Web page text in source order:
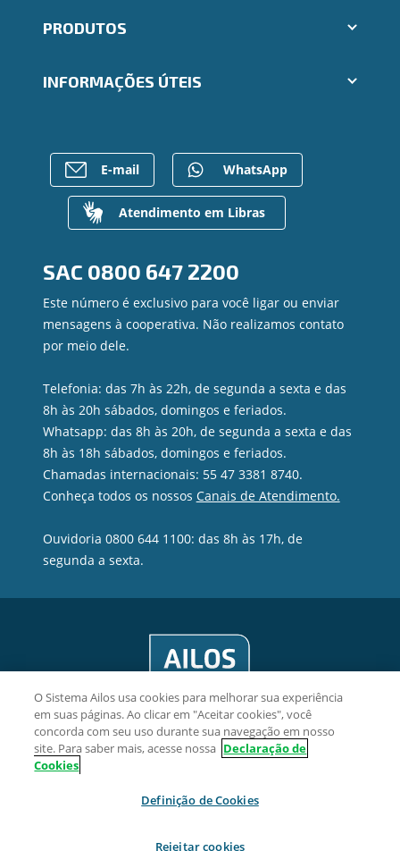
Indique um amigo
Trabalhe Conosco
Ailos Educação
Mapa do site
Gerenciar Cookies
PRODUTOS
Consórcios
Previdência
Para empresas
INFORMAÇÕES ÚTEIS
Caixa Eletrônico
Regularização de dívidas
Valores a Receber
Contato
Ouvidoria
E-mail WhatsApp
Atendimento em Libras
SAC 0800 647 2200
Este número é exclusivo para você ligar ou enviar
mensagens à cooperativa. Não realizamos contato
por meio dele.
Telefonia: das 7h às 22h, de segunda a sexta e das
8h às 20h sábados, domingos e feriados.
Whatsapp: das 8h às 20h, de segunda a sexta e das
8h às 18h sábados, domingos e feriados.
Chamadas internacionais: 55 47 3381 8740.
Conheça todos os nossos Canais de Atendimento.
Ouvidoria 0800 644 1100: das 8h às 17h, de
segunda a sexta.
2026 Sistema Ailos. Todos os direitos reservados.
O Sistema Ailos usa cookies para melhorar sua experiência
em suas páginas. Ao clicar em "Aceitar cookies", você
concorda com seu uso durante sua navegação em nosso
site. Para saber mais, acesse nossa Declaração de
Cookies
Definição de Cookies
Rejeitar cookies